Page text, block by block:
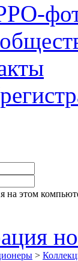
на этом
>